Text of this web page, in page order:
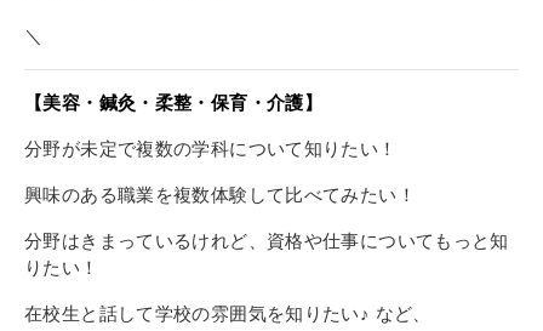
コラム
お問い合わせ
その他
＼
【美容・鍼灸・柔整・保育・介護】
分野が未定で複数の学科について知りたい！
興味のある職業を複数体験して比べてみたい！
分野はきまっているけれど、資格や仕事についてもっと知
りたい！
在校生と話して学校の雰囲気を知りたい♪ など、